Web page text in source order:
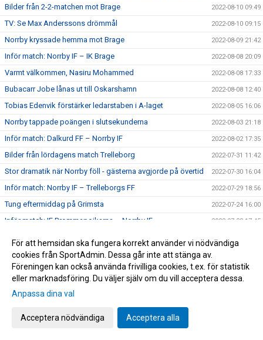
Bilder från 2-2-matchen mot Brage 2022-08-10 09:49
TV: Se Max Anderssons drömmål 2022-08-10 09:15
Norrby kryssade hemma mot Brage 2022-08-09 21:42
Inför match: Norrby IF – IK Brage 2022-08-08 20:09
Varmt välkommen, Nasiru Mohammed 2022-08-08 17:33
Bubacarr Jobe lånas ut till Oskarshamn 2022-08-08 12:40
Tobias Edenvik förstärker ledarstaben i A-laget 2022-08-05 16:06
Norrby tappade poängen i slutsekunderna 2022-08-03 21:18
Inför match: Dalkurd FF – Norrby IF 2022-08-02 17:35
Bilder från lördagens match Trelleborg 2022-07-31 11:42
Stor dramatik när Norrby föll - gästerna avgjorde på övertid 2022-07-30 16:04
Inför match: Norrby IF – Trelleborgs FF 2022-07-29 18:56
Tung eftermiddag på Grimsta 2022-07-24 16:00
Inför match: IF Brommapojkarna – Norrby IF 2022-07-23 17:45
Bilder från tisdagens 1-1-match mot J-Södra
Delad pott på Borås Arena 2022-07-19 21:16
Inför match: Norrby IF – Jönköpings Södra IF
Norrby ställs mot Lunds BK i Svenska Cupen
För att hemsidan ska fungera korrekt använder vi nödvändiga
cookies från SportAdmin. Dessa går inte att stänga av.
Föreningen kan också använda frivilliga cookies, t.ex. för statistik
eller marknadsföring. Du väljer själv om du vill acceptera dessa.
Anpassa dina val
Acceptera nödvändiga Acceptera alla